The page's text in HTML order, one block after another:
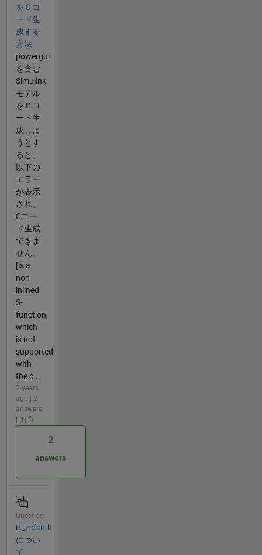
をＣコ
ード生
成する
方法
powergui
を含む
Simulink
モデル
をＣコ
ード生
成しよ
うとす
ると、
以下の
エラー
が表示
され、
Cコー
ド生成
できま
せん。
[is a
non-
inlined
S-
function,
which
is not
supported
with
the c...
2 years
ago | 2
answers
| 0
2
answers
Question
rt_zcfcn.h
につい
て